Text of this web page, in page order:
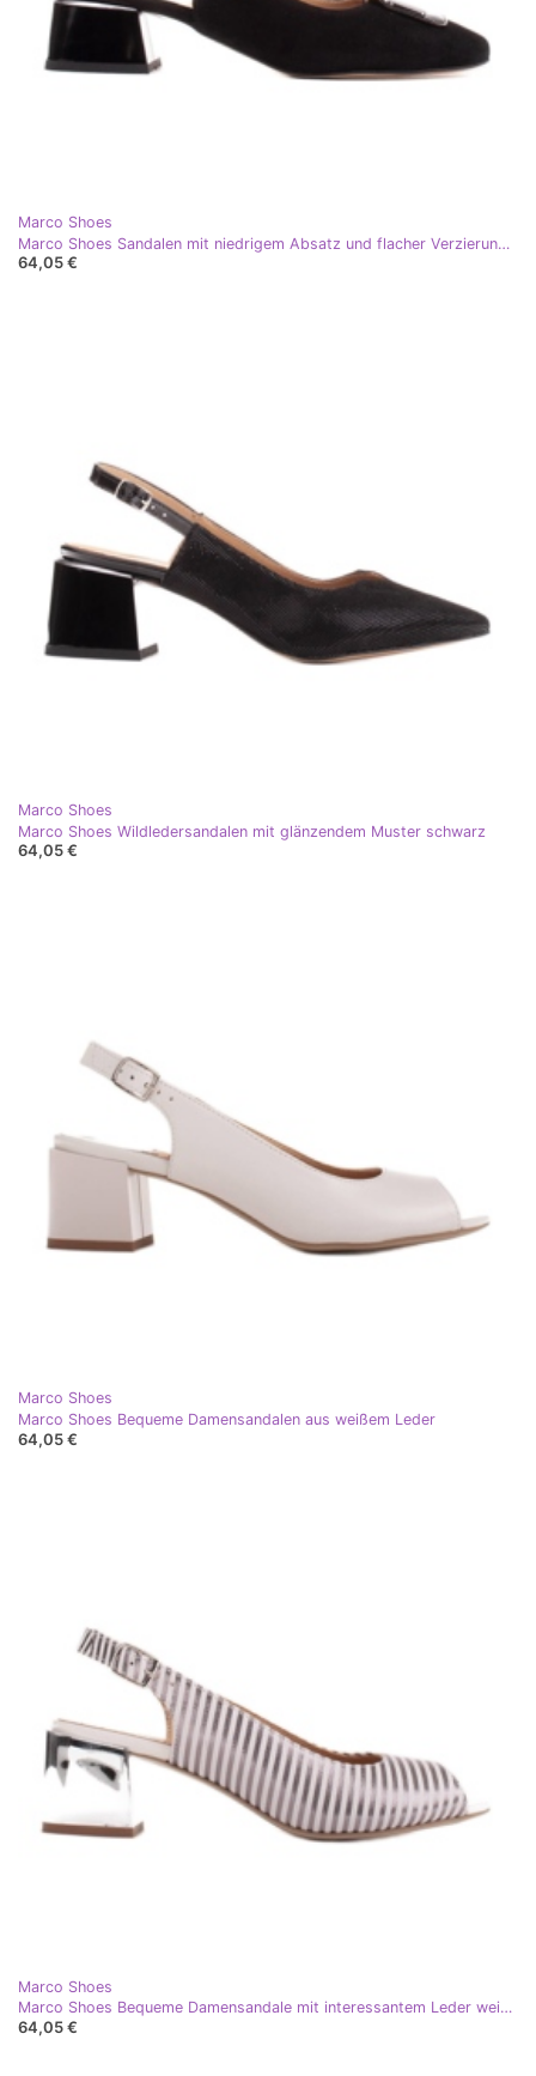
Marco Shoes
Marco Shoes Sandalen mit niedrigem Absatz und flacher Verzierung schwarz
64,05 €
Marco Shoes
Marco Shoes Wildledersandalen mit glänzendem Muster schwarz
64,05 €
Marco Shoes
Marco Shoes Bequeme Damensandalen aus weißem Leder
64,05 €
Marco Shoes
Marco Shoes Bequeme Damensandale mit interessantem Leder weiß mehrfarbig silber
64,05 €